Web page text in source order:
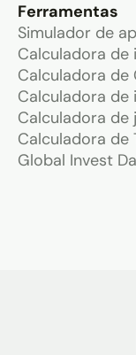
Ferramentas
Simulador de
Calculadora de
Calculadora de
Calculadora
Calculadora
Calculadora de
Global Invest